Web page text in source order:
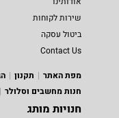
שירות לקוחות
ביטול עסקה
Contact Us
מפת האתר
תקנון
חנות מחשבים וסלולר
חנויות מותג